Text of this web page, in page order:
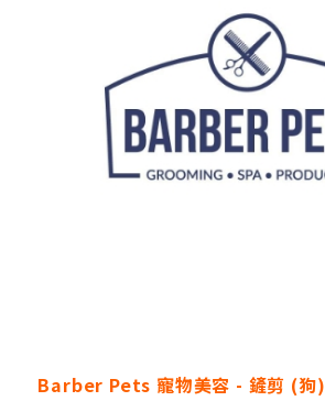
Barber Pets 寵物美容 - 鏟剪 (狗)